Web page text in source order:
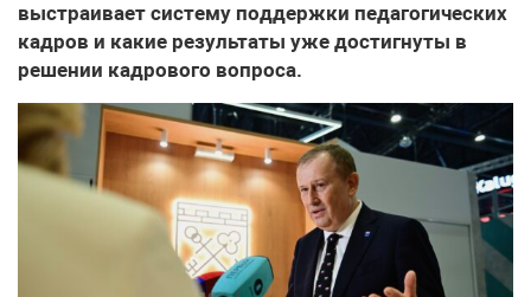
выстраивает систему поддержки педагогических
кадров и какие результаты уже достигнуты в
решении кадрового вопроса.